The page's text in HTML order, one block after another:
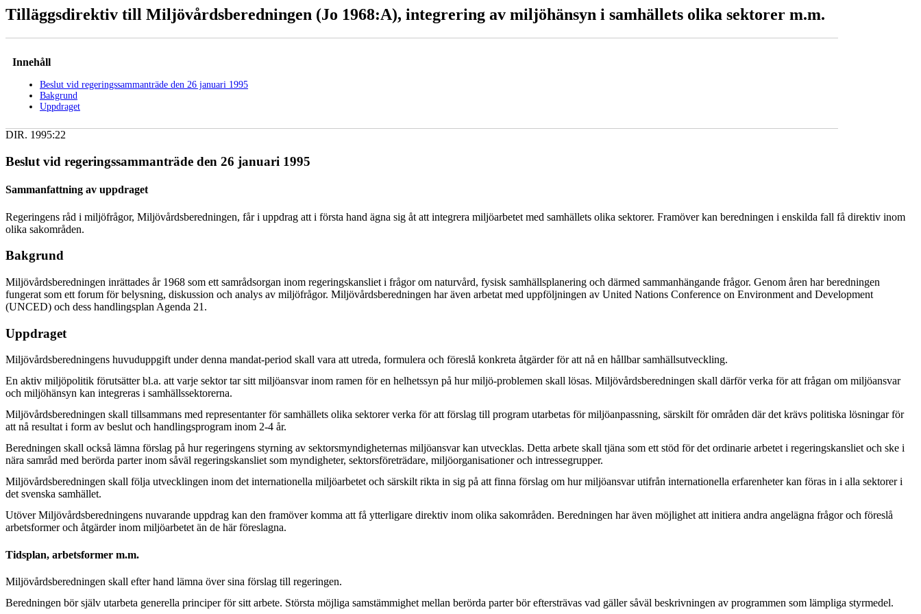
Tilläggsdirektiv till Miljövårdsberedningen (Jo 1968:A), integrering av miljöhänsyn i samhällets olika sektorer m.m.
Innehåll
Beslut vid regeringssammanträde den 26 januari 1995
Bakgrund
Uppdraget
DIR. 1995:22
Beslut vid regeringssammanträde den 26 januari 1995
Sammanfattning av uppdraget
Regeringens råd i miljöfrågor, Miljövårdsberedningen, får i uppdrag att i första hand ägna sig åt att integrera miljöarbetet med samhällets olika sektorer. Framöver kan beredningen i enskilda fall få direktiv inom
olika sakområden.
Bakgrund
Miljövårdsberedningen inrättades år 1968 som ett samrådsorgan inom regeringskansliet i frågor om naturvård, fysisk samhällsplanering och därmed sammanhängande frågor. Genom åren har beredningen
fungerat som ett forum för belysning, diskussion och analys av miljöfrågor. Miljövårdsberedningen har även arbetat med uppföljningen av United Nations Conference on Environment and Development
(UNCED) och dess handlingsplan Agenda 21.
Uppdraget
Miljövårdsberedningens huvuduppgift under denna mandat-period skall vara att utreda, formulera och föreslå konkreta åtgärder för att nå en hållbar samhällsutveckling.
En aktiv miljöpolitik förutsätter bl.a. att varje sektor tar sitt miljöansvar inom ramen för en helhetssyn på hur miljö-problemen skall lösas. Miljövårdsberedningen skall därför verka för att frågan om miljöansvar
och miljöhänsyn kan integreras i samhällssektorerna.
Miljövårdsberedningen skall tillsammans med representanter för samhällets olika sektorer verka för att förslag till program utarbetas för miljöanpassning, särskilt för områden där det krävs politiska lösningar för
att nå resultat i form av beslut och handlingsprogram inom 2-4 år.
Beredningen skall också lämna förslag på hur regeringens styrning av sektorsmyndigheternas miljöansvar kan utvecklas. Detta arbete skall tjäna som ett stöd för det ordinarie arbetet i regeringskansliet och ske i
nära samråd med berörda parter inom såväl regeringskansliet som myndigheter, sektorsföreträdare, miljöorganisationer och intressegrupper.
Miljövårdsberedningen skall följa utvecklingen inom det internationella miljöarbetet och särskilt rikta in sig på att finna förslag om hur miljöansvar utifrån internationella erfarenheter kan föras in i alla sektorer i
det svenska samhället.
Utöver Miljövårdsberedningens nuvarande uppdrag kan den framöver komma att få ytterligare direktiv inom olika sakområden. Beredningen har även möjlighet att initiera andra angelägna frågor och föreslå
arbetsformer och åtgärder inom miljöarbetet än de här föreslagna.
Tidsplan, arbetsformer m.m.
Miljövårdsberedningen skall efter hand lämna över sina förslag till regeringen.
Beredningen bör själv utarbeta generella principer för sitt arbete. Största möjliga samstämmighet mellan berörda parter bör eftersträvas vad gäller såväl beskrivningen av programmen som lämpliga styrmedel.